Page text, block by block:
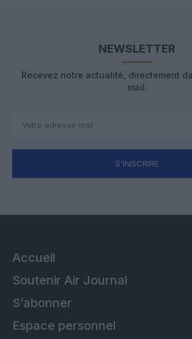
NEWSLETTER
Recevez notre actualité, directement
mail.
S'INSCRIRE
Accueil
Soutenir Air Journal
S’abonner
Espace personnel